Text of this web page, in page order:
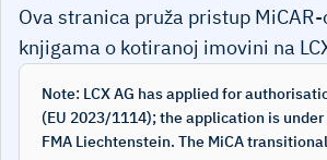
Ova stranica pruža pristup
knjigama o kotiranoj imovini na
Note: LCX AG has applied for
(EU 2023/1114); the application is
FMA Liechtenstein. The MiCA